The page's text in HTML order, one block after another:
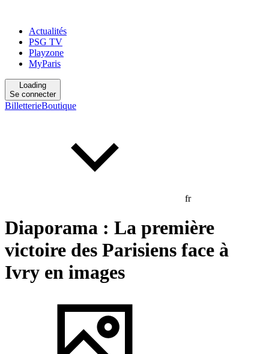
Actualités
PSG TV
Playzone
MyParis
Loading
Se connecter
BilletterieBoutique
fr
Diaporama : La première
victoire des Parisiens face à
Ivry en images